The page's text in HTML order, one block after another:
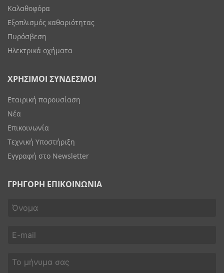
Καλαθοφόρα
Εξοπλισμός καθαριότητας
Πυρόσβεση
Ηλεκτρικά οχήματα
ΧΡΗΣΙΜΟΙ ΣΥΝΔΕΣΜΟΙ
Εταιρική παρουσίαση
Νέα
Επικοινωνία
Τεχνική Υποστήριξη
Εγγραφή στο Newsletter
ΓΡΗΓΟΡΗ ΕΠΙΚΟΙΝΩΝΙΑ